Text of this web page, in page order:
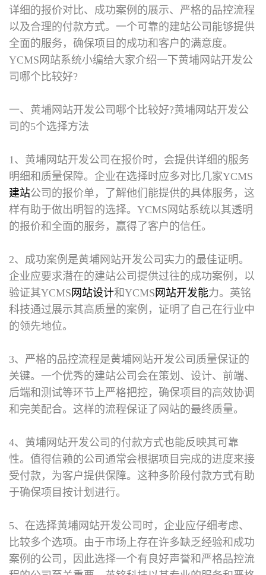
详细的报价对比、成功案例的展示、严格的品控流程
以及合理的付款方式。一个可靠的建站公司能够提供
全面的服务，确保项目的成功和客户的满意度。
YCMS网站系统小编给大家介绍一下黄埔网站开发公
司哪个比较好?
一、黄埔网站开发公司哪个比较好?黄埔网站开发公
司的5个选择方法
1、黄埔网站开发公司在报价时，会提供详细的服务
明细和质量保障。企业在选择时应多对比几家YCMS
建站公司的报价单，了解他们能提供的具体服务，这
样有助于做出明智的选择。YCMS网站系统以其透明
的报价和全面的服务，赢得了客户的信任。
2、成功案例是黄埔网站开发公司实力的最佳证明。
企业应要求潜在的建站公司提供过往的成功案例，以
验证其YCMS 网站设计和YCMS 网站开发能力。英铭
科技通过展示其高质量的案例，证明了自己在行业中
的领先地位。
3、严格的品控流程是黄埔网站开发公司质量保证的
关键。一个优秀的建站公司会在策划、设计、前端、
后端和测试等环节上严格把控，确保项目的高效协调
和完美配合。这样的流程保证了网站的最终质量。
4、黄埔网站开发公司的付款方式也能反映其可靠
性。值得信赖的公司通常会根据项目完成的进度来接
受付款，为客户提供保障。这种多阶段付款方式有助
于确保项目按计划进行。
5、在选择黄埔网站开发公司时，企业应仔细考虑、
比较多个选项。由于市场上存在许多缺乏经验和成功
案例的公司，因此选择一个有良好声誉和严格品控流